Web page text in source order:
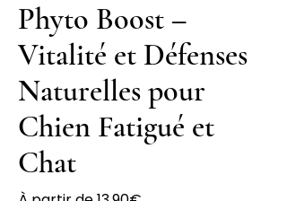
Phyto Boost –
Vitalité et Défenses
Naturelles pour
Chien Fatigué et
Chat